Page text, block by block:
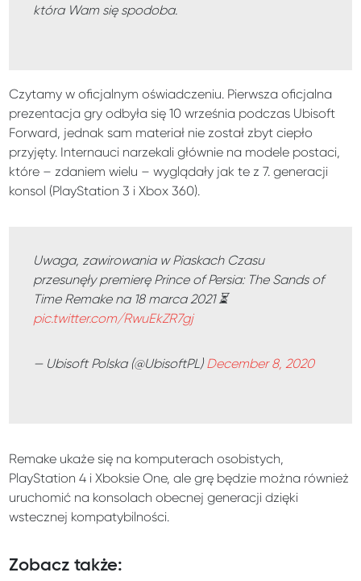
która Wam się spodoba.
Czytamy w oficjalnym oświadczeniu. Pierwsza oficjalna
prezentacja gry odbyła się 10 września podczas Ubisoft
Forward, jednak sam materiał nie został zbyt ciepło
przyjęty. Internauci narzekali głównie na modele postaci,
które – zdaniem wielu – wyglądały jak te z 7. generacji
konsol (PlayStation 3 i Xbox 360).
Uwaga, zawirowania w Piaskach Czasu
przesunęły premierę Prince of Persia: The Sands of
Time Remake na 18 marca 2021 ⏳
pic.twitter.com/RwuEkZR7gj
— Ubisoft Polska (@UbisoftPL) December 8, 2020
Remake ukaże się na komputerach osobistych,
PlayStation 4 i Xboksie One, ale grę będzie można również
uruchomić na konsolach obecnej generacji dzięki
wstecznej kompatybilności.
Zobacz także: